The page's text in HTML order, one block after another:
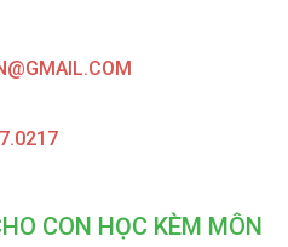
CON HỌC KÈM MÔN